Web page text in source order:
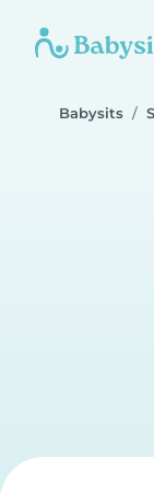
Babysits